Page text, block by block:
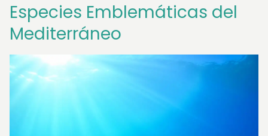
Especies Emblemáticas del
Mediterráneo